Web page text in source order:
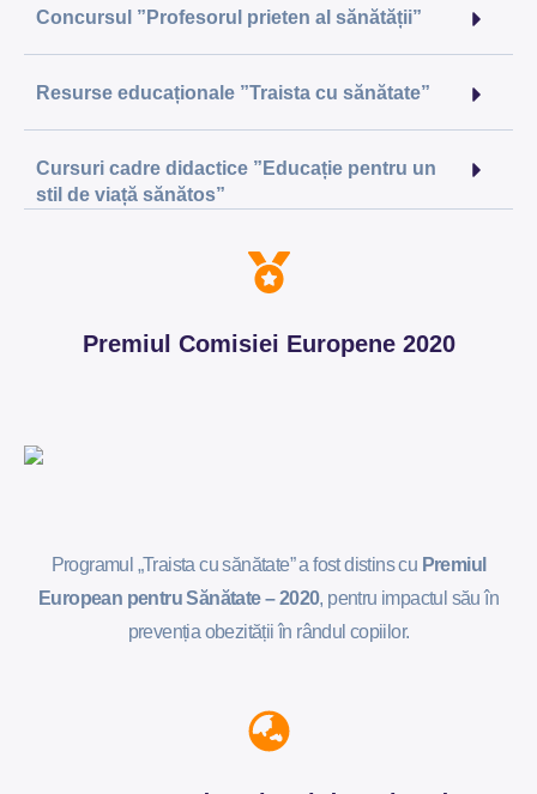
Concursul ”Profesorul prieten al sănătății”
Resurse educaționale ”Traista cu sănătate”
Cursuri cadre didactice ”Educație pentru un
stil de viață sănătos”
Premiul Comisiei Europene 2020
Programul „Traista cu sănătate” a fost distins cu Premiul
European pentru Sănătate – 2020, pentru impactul său în
prevenția obezității în rândul copiilor.